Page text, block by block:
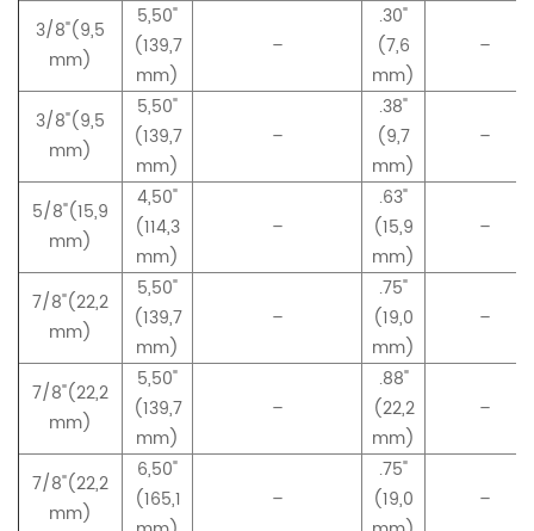
3/8"(9,5
mm)
5,50"
(139,7
mm)
–
.30"
(7,6
mm)
–
3/8"(9,5
mm)
5,50"
(139,7
mm)
–
.38"
(9,7
mm)
–
5/8"(15,9
mm)
4,50"
(114,3
mm)
–
.63"
(15,9
mm)
–
7/8"(22,2
mm)
5,50"
(139,7
mm)
–
.75"
(19,0
mm)
–
7/8"(22,2
mm)
5,50"
(139,7
mm)
–
.88"
(22,2
mm)
–
7/8"(22,2
mm)
6,50"
(165,1
–
.75"
(19,0
–